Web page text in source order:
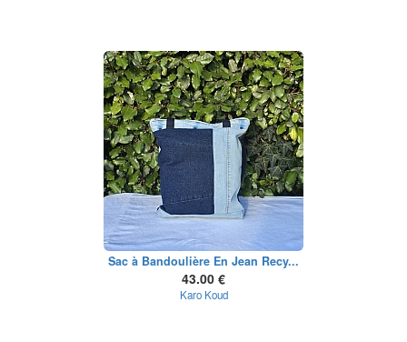
Sac à Bandoulière En Jean Recy...
43.00 €
Karo Koud